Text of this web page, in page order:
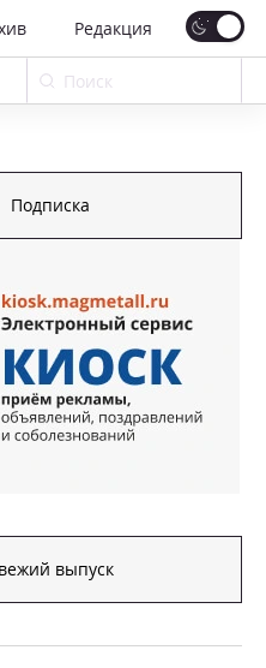
Редакция
Подписка
выпуск